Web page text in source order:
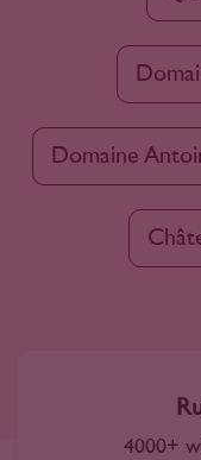
Domaine
4000+